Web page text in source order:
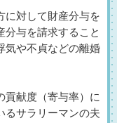
に対して財産分与を
分与を請求すること
気や不貞などの離婚
貢献度（寄与率）に
るサラリーマンの夫